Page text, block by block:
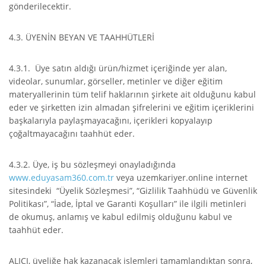
gönderilecektir.
4.3. ÜYENİN BEYAN VE TAAHHÜTLERİ
4.3.1. Üye satın aldığı ürün/hizmet içeriğinde yer alan,
videolar, sunumlar, görseller, metinler ve diğer eğitim
materyallerinin tüm telif haklarının şirkete ait olduğunu kabul
eder ve şirketten izin almadan şifrelerini ve eğitim içeriklerini
başkalarıyla paylaşmayacağını, içerikleri kopyalayıp
çoğaltmayacağını taahhüt eder.
4.3.2. Üye, iş bu sözleşmeyi onayladığında
www.eduyasam360.com.tr veya uzemkariyer.online internet
sitesindeki “Üyelik Sözleşmesi”, “Gizlilik Taahhüdü ve Güvenlik
Politikası”, “İade, İptal ve Garanti Koşulları” ile ilgili metinleri
de okumuş, anlamış ve kabul edilmiş olduğunu kabul ve
taahhüt eder.
ALICI, üyeliğe hak kazanacak işlemleri tamamlandıktan sonra,